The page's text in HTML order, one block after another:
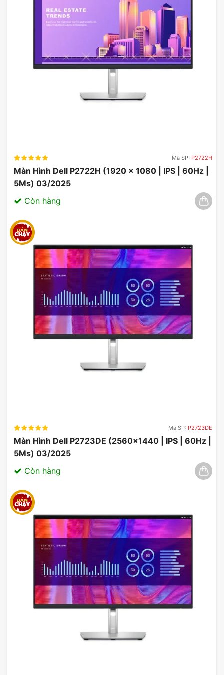
vg32vq review
asus vg32vq best settings
tuf gaming vg32vq price
asus tuf gaming vg32vq specs
Mã SP: P2722H
Màn Hình Dell P2722H (1920 x 1080 | IPS | 60Hz |
5Ms) 03/2025
Còn hàng
Mã SP: P2723DE
Màn Hình Dell P2723DE (2560×1440 | IPS | 60Hz |
5Ms) 03/2025
Còn hàng